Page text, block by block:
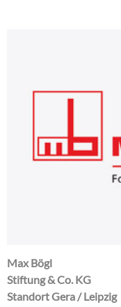
Max Bögl
Stiftung & Co. KG
Standort Gera / Leipzig